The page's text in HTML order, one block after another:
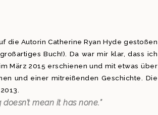
die Autorin Catherine Ryan Hyde gestoßen
Buch!). Da war mir klar, dass ich
März 2015 erschienen und mit etwas über
und einer mitreißenden Geschichte. Die
mean it has none.”